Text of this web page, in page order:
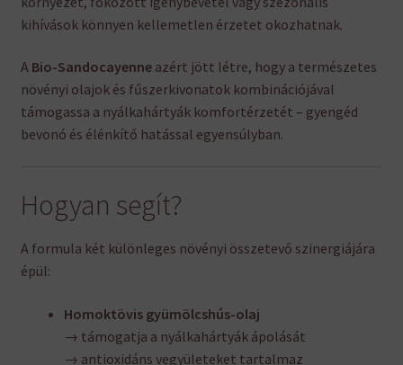
kihívások könnyen kellemetlen érzetet okozhatnak.
A Bio-Sandocayenneazért jött létre, hogy a természetes
növényi olajok és fűszerkivonatok kombinációjával
támogassa a nyálkahártyák komfortérzetét – gyengéd
bevonó és élénkítő hatással egyensúlyban.
Hogyan segít?
A formula két különleges növényi összetevő szinergiájára
épül:
Homoktövis gyümölcshús-olaj
→ támogatja a nyálkahártyák ápolását
→ antioxidáns vegyületeket tartalmaz